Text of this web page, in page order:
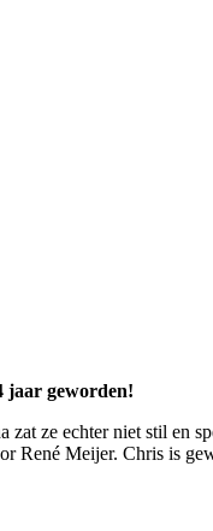
jaar geworden!
ze echter niet stil en
Meijer. Chris is